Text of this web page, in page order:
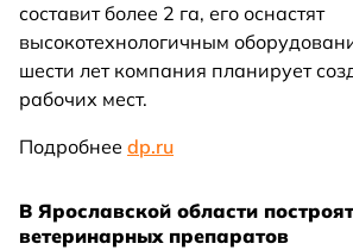
составит более 2 га, его оснастят
высокотехнологичным
шести лет компания планирует
рабочих мест.
Подробнее dp.ru
В Ярославской области
ветеринарных препаратов